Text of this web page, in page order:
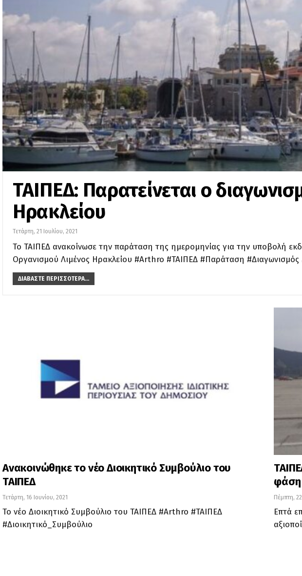
ΤΑΙΠΕΔ: Παρατείνεται ο
Ηρακλείου
Τετάρτη, 21 Ιουλίου, 2021
Το ΤΑΙΠΕΔ ανακοίνωσε την παράταση της ημερομηνίας για την υποβολή
Οργανισμού Λιμένος Ηρακλείου #Arthro #ΤΑΙΠΕΔ #Παράταση #Διαγωνισμός
ΔΙΑΒΆΣΤΕ ΠΕΡΙΣΣΌΤΕΡΑ...
Ανακοινώθηκε το νέο Διοικητικό Συμβούλιο του
ΤΑΙΠΕΔ
Τετάρτη, 16 Ιουνίου, 2021
Το νέο Διοικητικό Συμβούλιο του ΤΑΙΠΕΔ #Arthro #ΤΑΙΠΕΔ
#Διοικητικό_Συμβούλιο
φάση
Πέμπτη,
Επτά